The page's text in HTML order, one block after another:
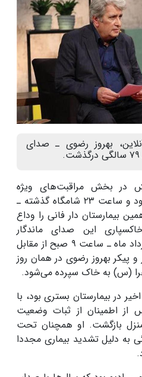
بهروز رضوی ـ صدای
در بخش مراقبت‌های ویژه
بیمارستانی در کرج بستری بود و ساعت ۲۳ شامگاه گذشته ـ
در همین بیمارستان دار فانی را وداع
این صدای ماندگار
کشورمان، چهارشنبه ـ ۲۷ خرداد ماه ـ ساعت ۹ صبح از مقابل
پیکر بهروز رضوی در همان روز
(س) به خاک سپرده می‌شود.
در بیمارستان بستری بود، با
اطمینان از ثبات وضعیت
بازگشت. او همچنان تحت
به دلیل تشدید بیماری مجددا